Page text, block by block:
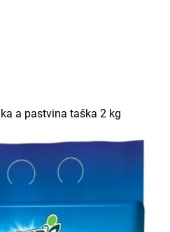
a pastvina taška 2 kg